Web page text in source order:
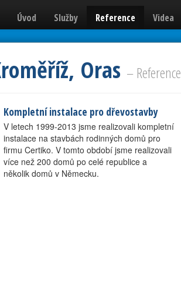
Úvod Služby Reference Videa
Oras – Reference
Kompletní instalace pro dřevostavby
V letech 1999-2013 jsme realizovali kompletní
instalace na stavbách rodinných domů pro
firmu Certiko. V tomto období jsme realizovali
více než 200 domů po celé republice a
několik domů v Německu.